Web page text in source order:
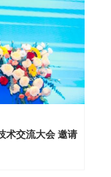
术交流大会 邀请